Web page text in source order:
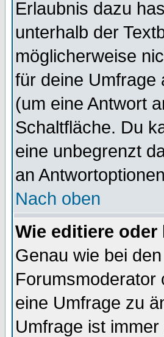
Erlaubnis dazu
unterhalb der
möglicherweise
für deine Umfrage
(um eine Antwort
Schaltfläche. Du
eine unbegrenzt
an
Nach oben
Wie editiere
Genau wie bei
Forumsmoderator
eine Umfrage zu
Umfrage ist